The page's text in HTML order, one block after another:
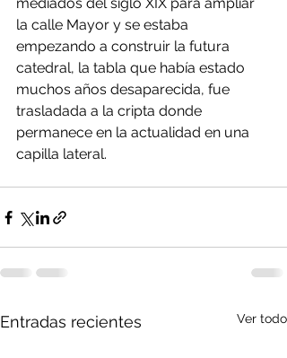
la calle Mayor y se estaba
empezando a construir la futura
catedral, la tabla que había estado
muchos años desaparecida, fue
trasladada a la cripta donde
permanece en la actualidad en una
capilla lateral.
Entradas recientes Ver todo